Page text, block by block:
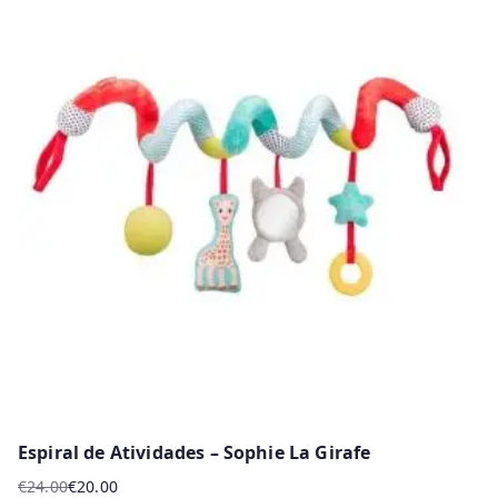
Espiral de Atividades – Sophie La Girafe
€24.00€20.00